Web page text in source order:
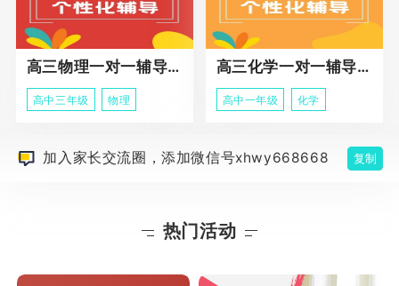
高三物理一对一辅导课程
高中三年级 物理
高三化学一对一辅导课程
高中一年级 化学
加入家长交流圈，添加微信号xhwy668668 复制
热门活动